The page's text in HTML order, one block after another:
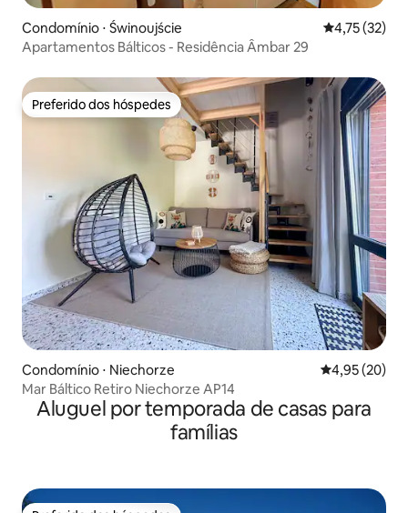
Condomínio ⋅ Świnoujście 4,75 de uma
4,75 (32)
Apartamentos Bálticos - Residência Âmbar 29
Preferido dos hóspedes
Preferido dos hóspedes
Condomínio ⋅ Niechorze 4,95 de uma
4,95 (20)
Mar Báltico Retiro Niechorze AP14
Aluguel por temporada de casas para
famílias